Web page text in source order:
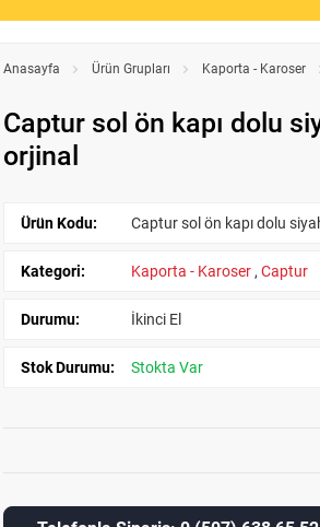
Anasayfa Ürün Grupları Kaporta - Karoser
Captur sol ön kapı dolu
orjinal
Ürün Kodu: Captur sol ön kapı dolu
Kategori: Kaporta - Karoser ,Captur
Durumu: İkinci El
Stok Durumu: Stokta Var